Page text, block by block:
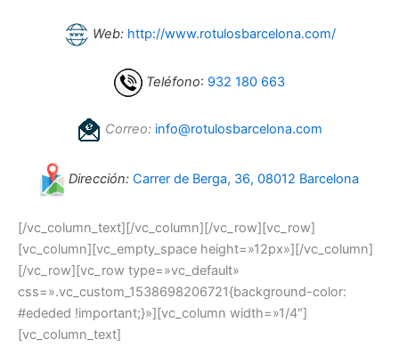
Web: http://www.rotulosbarcelona.com/
Teléfono: 932 180 663
Correo: info@rotulosbarcelona.com
Dirección: Carrer de Berga, 36, 08012 Barcelona
[/vc_column_text][/vc_column][/vc_row][vc_row]
[vc_column][vc_empty_space height=»12px»][/vc_column]
[/vc_row][vc_row type=»vc_default»
css=».vc_custom_1538698206721{background-color:
#ededed !important;}»][vc_column width=»1/4″]
[vc_column_text]